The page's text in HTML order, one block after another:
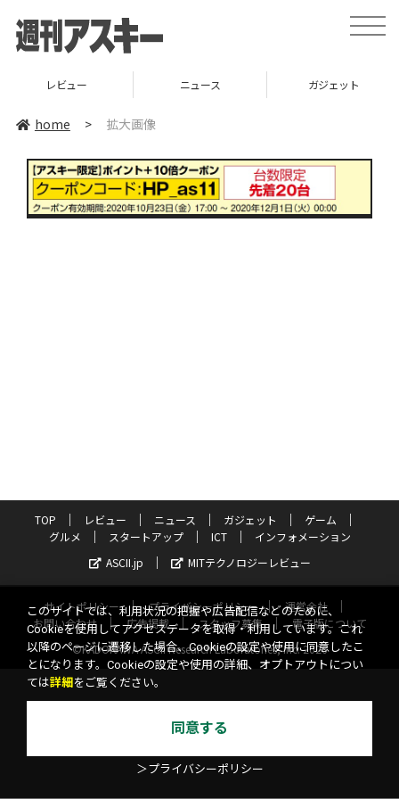
toggle
レビュー ニュース ガジェット
home > 拡大画像
TOP レビュー ニュース ガジェット
ゲーム
グルメ
スタートアップ ICT
インフォメーション
ASCII.jp
MITテクノロジーレビュー
サイトポリシー プライバシーポリシー
運営会社
お問い合わせ
広告掲載 スタッフ募集
電子版について
©KADOKAWA ASCII Research Laboratories, Inc. 2026
このサイトでは、利用状況の把握や広告配信などのために、
Cookieを使用してアクセスデータを取得・利用しています。これ
以降のページに遷移した場合、Cookieの設定や使用に同意したこ
とになります。Cookieの設定や使用の詳細、オプトアウトについ
ては詳細 をご覧ください。
同意する
＞プライバシーポリシー